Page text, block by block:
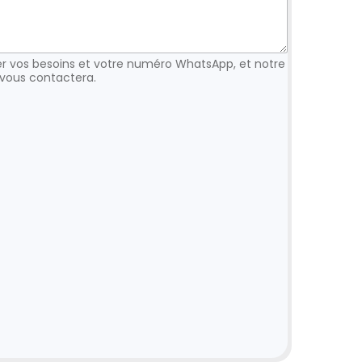
vos besoins et votre numéro WhatsApp, et notre
contactera.